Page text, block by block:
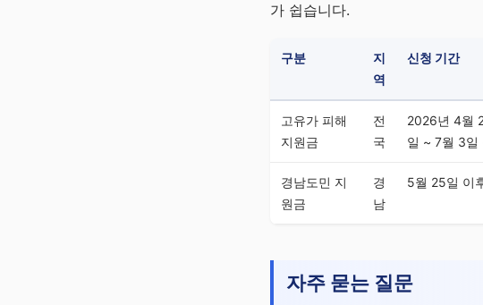
가 쉽습니다.
구분
지
역
신청 기간
고유가 피해
지원금
전
국
2026년 4월
일 ~ 7월 3일
경남도민 지
원금
경
남
5월 25일 이
자주 묻는 질문